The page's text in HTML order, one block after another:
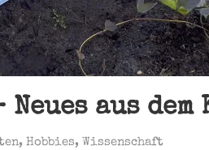
aus
, Hobbies, Wissenschaft